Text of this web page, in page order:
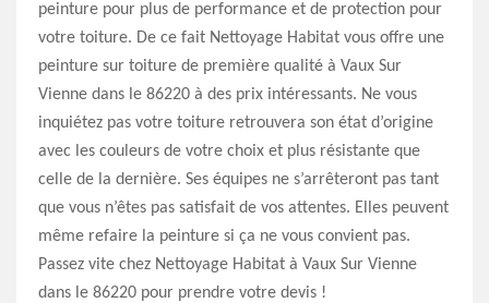
peinture pour plus de performance et de protection pour
votre toiture. De ce fait Nettoyage Habitat vous offre une
peinture sur toiture de première qualité à Vaux Sur
Vienne dans le 86220 à des prix intéressants. Ne vous
inquiétez pas votre toiture retrouvera son état d’origine
avec les couleurs de votre choix et plus résistante que
celle de la dernière. Ses équipes ne s’arrêteront pas tant
que vous n’êtes pas satisfait de vos attentes. Elles peuvent
même refaire la peinture si ça ne vous convient pas.
Passez vite chez Nettoyage Habitat à Vaux Sur Vienne
dans le 86220 pour prendre votre devis !